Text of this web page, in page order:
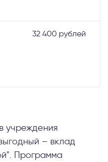
32 400 рублей
учреждения
– вклад
Программа